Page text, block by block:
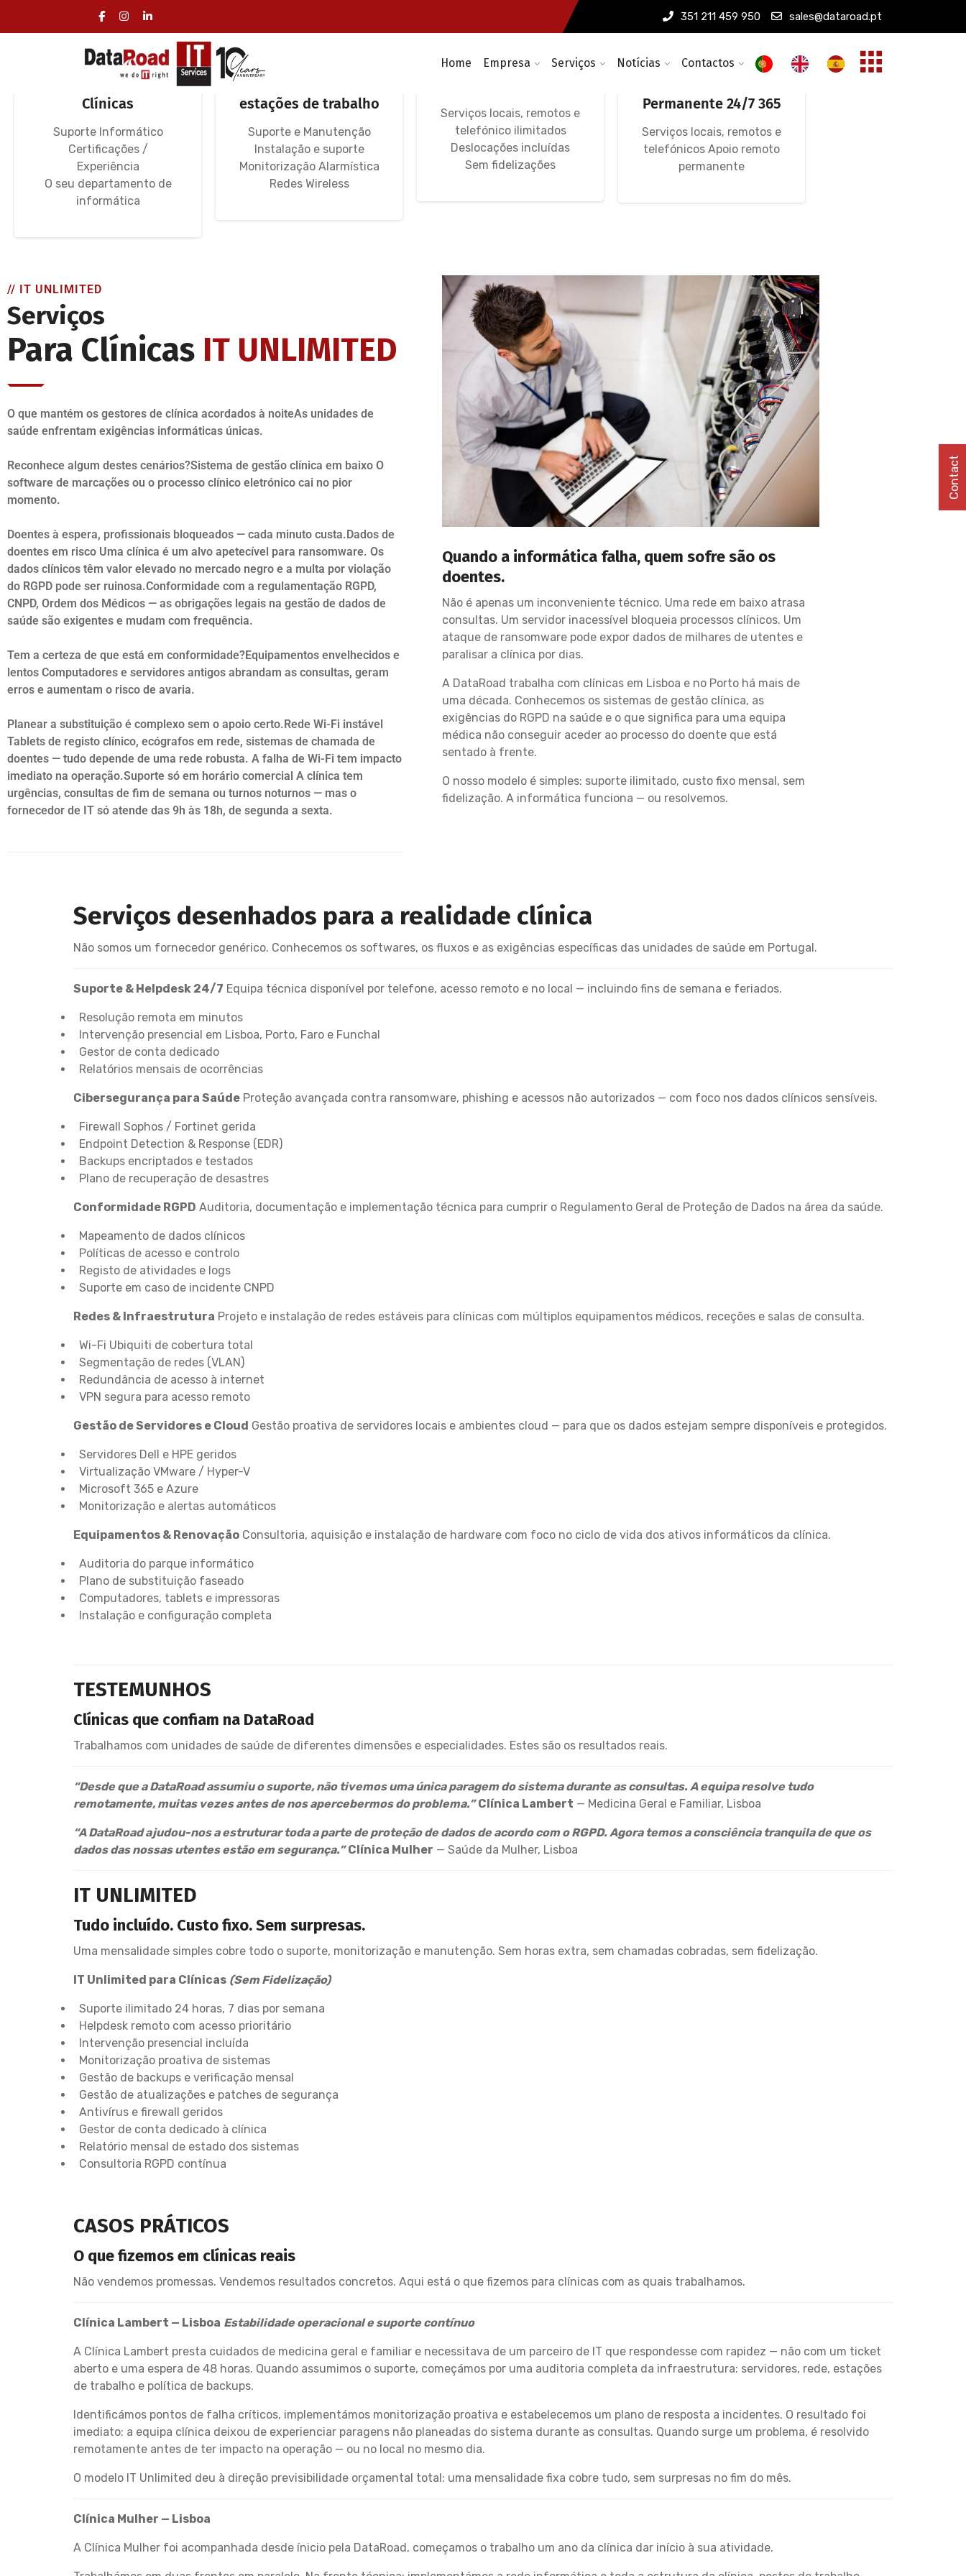
351 211 459 950 sales@dataroad.pt
Home Empresa Serviços Notícias Contactos
Serviços Informática
Especializados
Clínicas
Suporte Informático
Certificações /
Experiência
O seu departamento de
informática
Redes Informáticas
estações de trabalho
Suporte e Manutenção
Instalação e suporte
Monitorização Alarmística
Redes Wireless
Avença Informática
Serviços locais, remotos e
telefónico ilimitados
Deslocações incluídas
Sem fidelizações
Assistência
Permanente 24/7 365
Serviços locais, remotos e
telefónicos Apoio remoto
permanente
// IT UNLIMITED
Serviços
Para Clínicas IT UNLIMITED
O que mantém os gestores de clínica acordados à noiteAs unidades de
saúde enfrentam exigências informáticas únicas.
Reconhece algum destes cenários?Sistema de gestão clínica em baixo O
software de marcações ou o processo clínico eletrónico cai no pior
momento.
Doentes à espera, profissionais bloqueados — cada minuto custa.Dados de
doentes em risco Uma clínica é um alvo apetecível para ransomware. Os
dados clínicos têm valor elevado no mercado negro e a multa por violação
do RGPD pode ser ruinosa.Conformidade com a regulamentação RGPD,
CNPD, Ordem dos Médicos — as obrigações legais na gestão de dados de
saúde são exigentes e mudam com frequência.
Tem a certeza de que está em conformidade?Equipamentos envelhecidos e
lentos Computadores e servidores antigos abrandam as consultas, geram
erros e aumentam o risco de avaria.
Planear a substituição é complexo sem o apoio certo.Rede Wi-Fi instável
Tablets de registo clínico, ecógrafos em rede, sistemas de chamada de
doentes — tudo depende de uma rede robusta. A falha de Wi-Fi tem impacto
imediato na operação.Suporte só em horário comercial A clínica tem
urgências, consultas de fim de semana ou turnos noturnos — mas o
fornecedor de IT só atende das 9h às 18h, de segunda a sexta.
Quando a informática falha, quem sofre são os
doentes.
Não é apenas um inconveniente técnico. Uma rede em baixo atrasa
consultas. Um servidor inacessível bloqueia processos clínicos. Um
ataque de ransomware pode expor dados de milhares de utentes e
paralisar a clínica por dias.
A DataRoad trabalha com clínicas em Lisboa e no Porto há mais de
uma década. Conhecemos os sistemas de gestão clínica, as
exigências do RGPD na saúde e o que significa para uma equipa
médica não conseguir aceder ao processo do doente que está
sentado à frente.
O nosso modelo é simples: suporte ilimitado, custo fixo mensal, sem
fidelização. A informática funciona — ou resolvemos.
Serviços desenhados para a realidade clínica
Não somos um fornecedor genérico. Conhecemos os softwares, os fluxos e as exigências específicas das unidades de saúde em Portugal.
Suporte & Helpdesk 24/7 Equipa técnica disponível por telefone, acesso remoto e no local — incluindo fins de semana e feriados.
Resolução remota em minutos
Intervenção presencial em Lisboa, Porto, Faro e Funchal
Gestor de conta dedicado
Relatórios mensais de ocorrências
Cibersegurança para Saúde Proteção avançada contra ransomware, phishing e acessos não autorizados — com foco nos dados clínicos sensíveis.
Firewall Sophos / Fortinet gerida
Endpoint Detection & Response (EDR)
Backups encriptados e testados
Plano de recuperação de desastres
Conformidade RGPD Auditoria, documentação e implementação técnica para cumprir o Regulamento Geral de Proteção de Dados na área da saúde.
Mapeamento de dados clínicos
Políticas de acesso e controlo
Registo de atividades e logs
Suporte em caso de incidente CNPD
Redes & Infraestrutura Projeto e instalação de redes estáveis para clínicas com múltiplos equipamentos médicos, receções e salas de consulta.
Wi-Fi Ubiquiti de cobertura total
Segmentação de redes (VLAN)
Redundância de acesso à internet
VPN segura para acesso remoto
Gestão de Servidores e Cloud Gestão proativa de servidores locais e ambientes cloud — para que os dados estejam sempre disponíveis e protegidos.
Servidores Dell e HPE geridos
Virtualização VMware / Hyper-V
Microsoft 365 e Azure
Monitorização e alertas automáticos
Equipamentos & Renovação Consultoria, aquisição e instalação de hardware com foco no ciclo de vida dos ativos informáticos da clínica.
Auditoria do parque informático
Plano de substituição faseado
Computadores, tablets e impressoras
Instalação e configuração completa
TESTEMUNHOS
Clínicas que confiam na DataRoad
Trabalhamos com unidades de saúde de diferentes dimensões e especialidades. Estes são os resultados reais.
“Desde que a DataRoad assumiu o suporte, não tivemos uma única paragem do sistema durante as consultas. A equipa resolve tudo
remotamente, muitas vezes antes de nos apercebermos do problema.” Clínica Lambert — Medicina Geral e Familiar, Lisboa
“A DataRoad ajudou-nos a estruturar toda a parte de proteção de dados de acordo com o RGPD. Agora temos a consciência tranquila de que os
dados das nossas utentes estão em segurança.” Clínica Mulher — Saúde da Mulher, Lisboa
IT UNLIMITED
Tudo incluído. Custo fixo. Sem surpresas.
Uma mensalidade simples cobre todo o suporte, monitorização e manutenção. Sem horas extra, sem chamadas cobradas, sem fidelização.
IT Unlimited para Clínicas (Sem Fidelização)
Suporte ilimitado 24 horas, 7 dias por semana
Helpdesk remoto com acesso prioritário
Intervenção presencial incluída
Monitorização proativa de sistemas
Gestão de backups e verificação mensal
Gestão de atualizações e patches de segurança
Antivírus e firewall geridos
Gestor de conta dedicado à clínica
Relatório mensal de estado dos sistemas
Consultoria RGPD contínua
CASOS PRÁTICOS
O que fizemos em clínicas reais
Não vendemos promessas. Vendemos resultados concretos. Aqui está o que fizemos para clínicas com as quais trabalhamos.
Clínica Lambert — Lisboa Estabilidade operacional e suporte contínuo
A Clínica Lambert presta cuidados de medicina geral e familiar e necessitava de um parceiro de IT que respondesse com rapidez — não com um ticket
aberto e uma espera de 48 horas. Quando assumimos o suporte, começámos por uma auditoria completa da infraestrutura: servidores, rede, estações
de trabalho e política de backups.
Identificámos pontos de falha críticos, implementámos monitorização proativa e estabelecemos um plano de resposta a incidentes. O resultado foi
imediato: a equipa clínica deixou de experienciar paragens não planeadas do sistema durante as consultas. Quando surge um problema, é resolvido
remotamente antes de ter impacto na operação — ou no local no mesmo dia.
O modelo IT Unlimited deu à direção previsibilidade orçamental total: uma mensalidade fixa cobre tudo, sem surpresas no fim do mês.
Clínica Mulher — Lisboa
A Clínica Mulher foi acompanhada desde ínicio pela DataRoad, começamos o trabalho um ano da clínica dar início à sua atividade.
Contact